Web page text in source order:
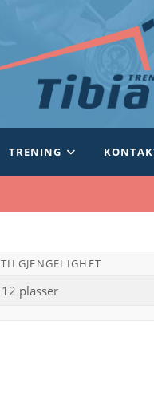
TRENING
TILGJENGELIGHET
12 plasser